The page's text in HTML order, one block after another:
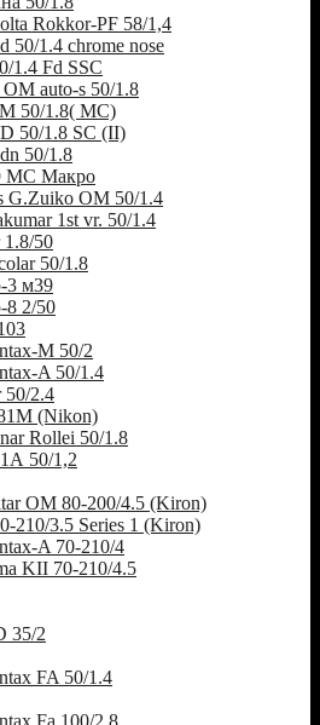
Rokkor-PF 58/1,4
50/1.4 chrome nose
1.4 Fd SSC
auto-s 50/1.8
50/1.8( MC)
50/1.8 SC (II)
50/1.8
МС Макро
G.Zuiko OM 50/1.4
1st vr. 50/1.4
1.8/50
50/1.8
3 м39
2/50
M 50/2
A 50/1.4
50/2.4
(Nikon)
Rollei 50/1.8
50/1,2
OM 80-200/4.5 (Kiron)
210/3.5 Series 1 (Kiron)
A 70-210/4
KII 70-210/4.5
35/2
FA 50/1.4